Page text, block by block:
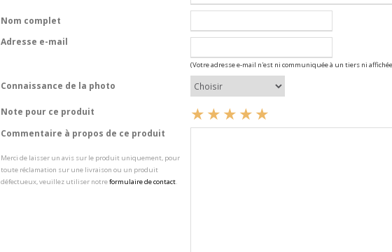
Nom complet
Adresse e-mail
(Votre adresse e-mail n'est ni communiquée à un tiers ni
Connaissance de la photo
Note pour ce produit
Commentaire à propos de ce produit
Merci de laisser un avis sur le produit uniquement, pour
toute réclamation sur une livraison ou un produit
défectueux, veuillez utiliser notreformulaire de contact.